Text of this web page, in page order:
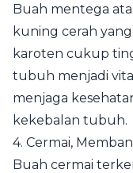
Buah mentega
kuning cerah
karoten cukup
tubuh menjadi
menjaga
kekebalan tubuh.
4. Cermai,
Buah cermai